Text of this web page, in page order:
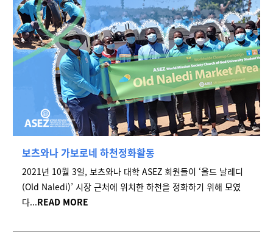
보츠와나 가보로네 하천정화활동
2021년 10월 3일, 보츠와나 대학 ASEZ 회원들이 ‘올드 날레디
(Old Naledi)’ 시장 근처에 위치한 하천을 정화하기 위해 모였
다...READ MORE